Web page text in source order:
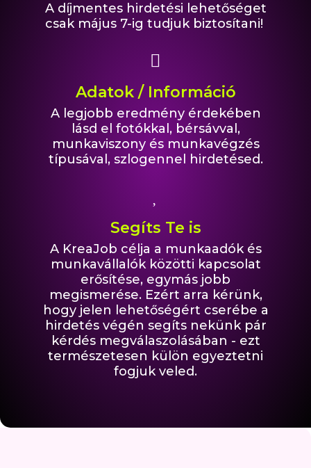
A díjmentes hirdetési lehetőséget
csak május 7-ig tudjuk biztosítani!
Adatok / Információ
A legjobb eredmény érdekében
lásd el fotókkal, bérsávval,
munkaviszony és munkavégzés
típusával, szlogennel hirdetésed.
Segíts Te is
A KreaJob célja a munkaadók és
munkavállalók közötti kapcsolat
erősítése, egymás jobb
megismerése. Ezért arra kérünk,
hogy jelen lehetőségért cserébe a
hirdetés végén segíts nekünk pár
kérdés megválaszolásában - ezt
természetesen külön egyeztetni
fogjuk veled.